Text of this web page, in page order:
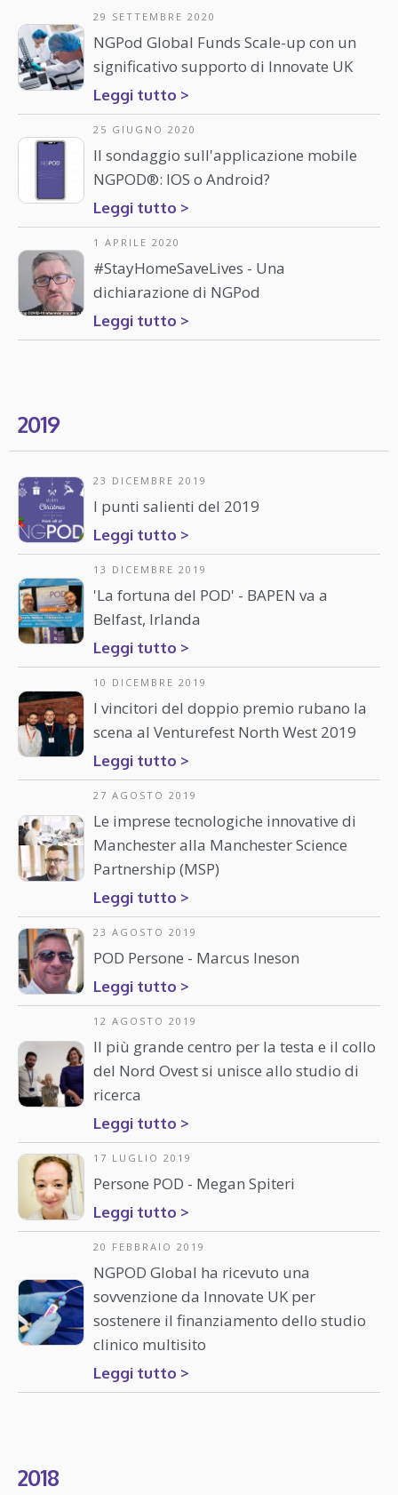
29 SETTEMBRE 2020
NGPod Global Funds Scale-up con un
significativo supporto di Innovate UK
Leggi tutto >
25 GIUGNO 2020
Il sondaggio sull'applicazione mobile
NGPOD®: IOS o Android?
Leggi tutto >
1 APRILE 2020
#StayHomeSaveLives - Una
dichiarazione di NGPod
Leggi tutto >
2019
23 DICEMBRE 2019
I punti salienti del 2019
Leggi tutto >
13 DICEMBRE 2019
'La fortuna del POD' - BAPEN va a
Belfast, Irlanda
Leggi tutto >
10 DICEMBRE 2019
I vincitori del doppio premio rubano la
scena al Venturefest North West 2019
Leggi tutto >
27 AGOSTO 2019
Le imprese tecnologiche innovative di
Manchester alla Manchester Science
Partnership (MSP)
Leggi tutto >
23 AGOSTO 2019
POD Persone - Marcus Ineson
Leggi tutto >
12 AGOSTO 2019
Il più grande centro per la testa e il collo
del Nord Ovest si unisce allo studio di
ricerca
Leggi tutto >
17 LUGLIO 2019
Persone POD - Megan Spiteri
Leggi tutto >
20 FEBBRAIO 2019
NGPOD Global ha ricevuto una
sovvenzione da Innovate UK per
sostenere il finanziamento dello studio
clinico multisito
Leggi tutto >
2018